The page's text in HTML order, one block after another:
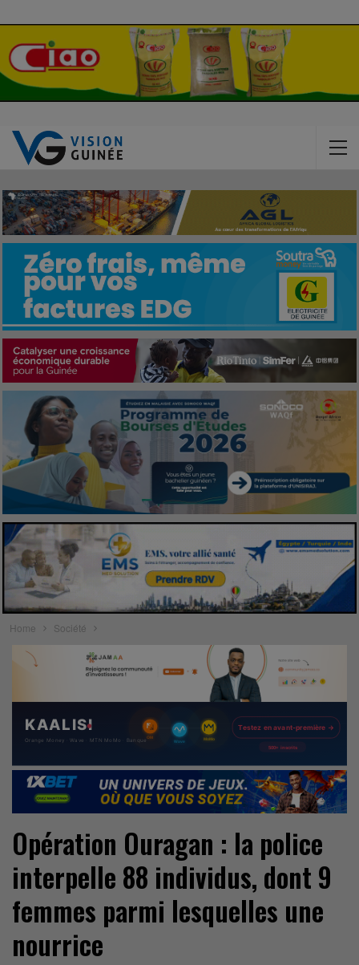
Home Société
Opération Ouragan : la police
interpelle 88 individus, dont 9
femmes parmi lesquelles une
nourrice